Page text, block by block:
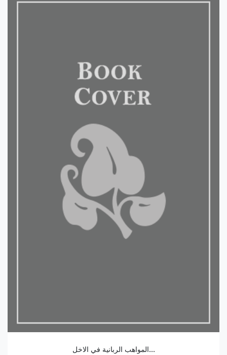
المواهب الربانية في الاخل...